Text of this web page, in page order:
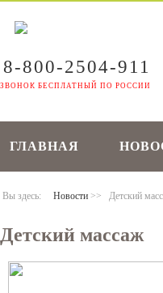
8-800-2504-911
ЗВОНОК БЕСПЛАТНЫЙ ПО РОССИИ
ГЛАВНАЯ
Вы здесь: Новости >> Детский
Детский массаж